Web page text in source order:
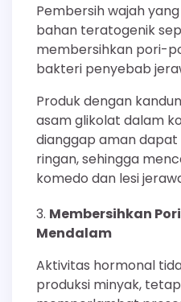
Pembersih wajah
bahan teratogenik
membersihkan pori-
bakteri penyebab
Produk dengan
asam glikolat dalam
dianggap aman
ringan, sehingga
komedo dan lesi
Membersihkan
Mendalam
Aktivitas hormonal
produksi minyak,